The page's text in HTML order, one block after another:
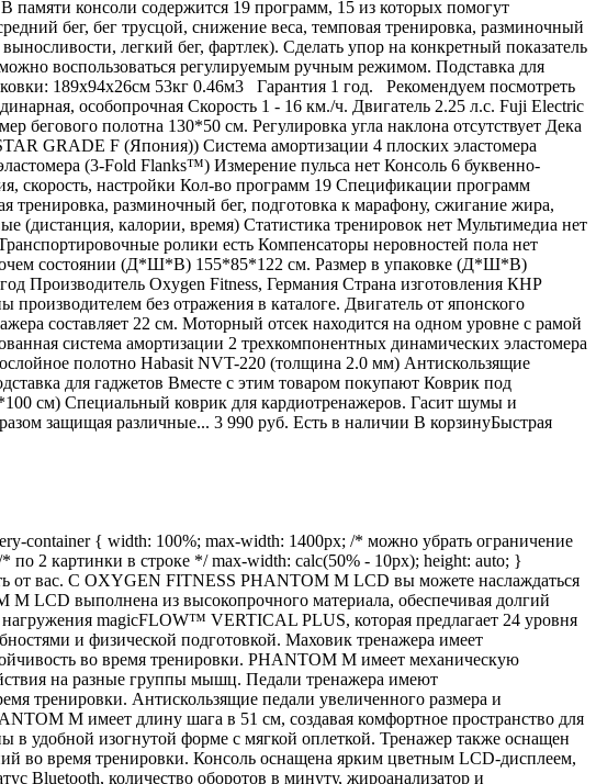
памяти консоли содержится 19 программ, 15 из которых помогут
бег, бег трусцой, снижение веса, темповая тренировка, разминочный
легкий бег, фартлек). Сделать упор на конкретный показатель
воспользоваться регулируемым ручным режимом. Подставка для
189х94х26см 53кг 0.46м3 Гарантия 1 год. Рекомендуем посмотреть
особопрочная Скорость 1 - 16 км./ч. Двигатель 2.25 л.с. Fuji Electric
бегового полотна 130*50 см. Регулировка угла наклона отсутствует Дека
GRADE F (Япония)) Система амортизации 4 плоских эластомера
(3-Fold Flanks™) Измерение пульса нет Консоль 6 буквенно-
скорость, настройки Кол-во программ 19 Спецификации программ
тренировка, разминочный бег, подготовка к марафону, сжигание жира,
(дистанция, калории, время) Статистика тренировок нет Мультимедиа нет
ролики есть Компенсаторы неровностей пола нет
состоянии (Д*Ш*В) 155*85*122 см. Размер в упаковке (Д*Ш*В)
Производитель Oxygen Fitness, Германия Страна изготовления КНР
без отражения в каталоге. Двигатель от японского
составляет 22 см. Моторный отсек находится на одном уровне с рамой
система амортизации 2 трехкомпонентных динамических эластомера
полотно Habasit NVT-220 (толщина 2.0 мм) Антискользящие
для гаджетов Вместе с этим товаром покупают Коврик под
см) Специальный коврик для кардиотренажеров. Гасит шумы и
защищая различные... 3 990 руб. Есть в наличии В корзинуБыстрая
container { width: 100%; max-width: 1400px; /* можно убрать ограничение
2 картинки в строке */ max-width: calc(50% - 10px); height: auto; }
от вас. С OXYGEN FITNESS PHANTOM M LCD вы можете наслаждаться
LCD выполнена из высокопрочного материала, обеспечивая долгий
magicFLOW™ VERTICAL PLUS, которая предлагает 24 уровня
и физической подготовкой. Маховик тренажера имеет
во время тренировки. PHANTOM M имеет механическую
на разные группы мышц. Педали тренажера имеют
тренировки. Антискользящие педали увеличенного размера и
M имеет длину шага в 51 см, создавая комфортное пространство для
удобной изогнутой форме с мягкой оплеткой. Тренажер также оснащен
во время тренировки. Консоль оснащена ярким цветным LCD-дисплеем,
Bluetooth, количество оборотов в минуту, жироанализатор и